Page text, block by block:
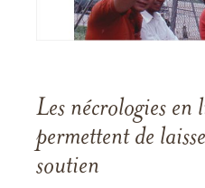
Les nécrologies en
permettent de
soutien